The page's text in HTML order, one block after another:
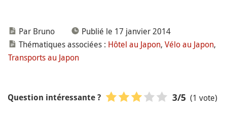
Par Bruno
Publié le 17 janvier 2014
Thématiques associées : Hôtel au Japon, Vélo au Japon,
Transports au Japon
Question intéressante ? 3/5 (1 vote)